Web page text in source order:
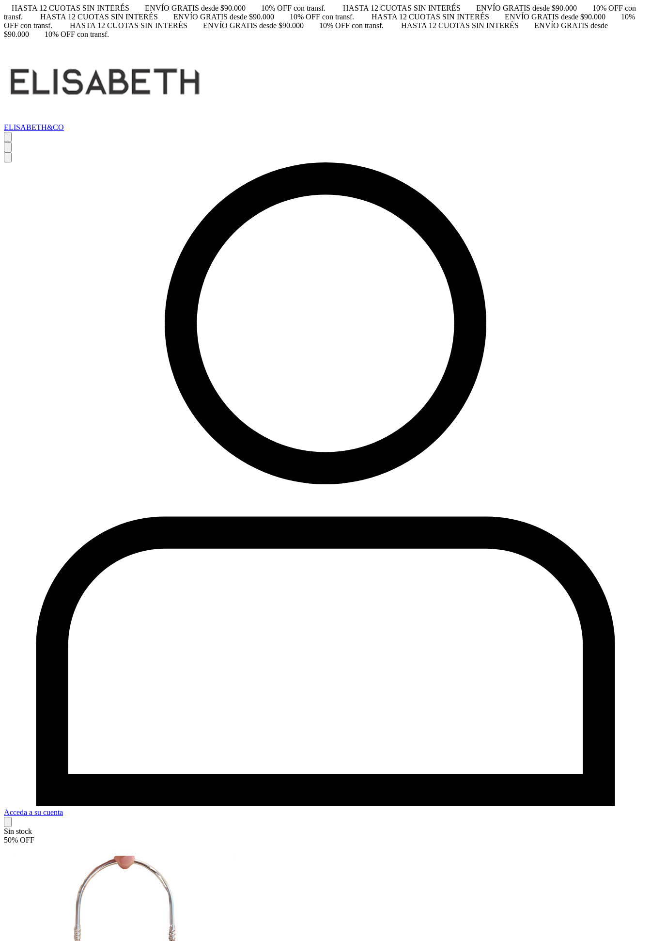
HASTA 12 CUOTAS SIN INTERÉS ENVÍO GRATIS desde $90.000 10% OFF con transf. HASTA 12 CUOTAS SIN INTERÉS ENVÍO GRATIS desde $90.000
10% OFF con
transf.
HASTA 12 CUOTAS SIN INTERÉS ENVÍO GRATIS desde $90.000 10% OFF con transf. HASTA 12 CUOTAS SIN INTERÉS ENVÍO GRATIS desde $90.000
10%
OFF con transf.
HASTA 12 CUOTAS SIN INTERÉS ENVÍO GRATIS desde $90.000 10% OFF con transf. HASTA 12 CUOTAS SIN INTERÉS
ENVÍO GRATIS desde
$90.000
10% OFF con transf.
ELISABETH&CO
Acceda a su cuenta
Sin stock
50% OFF